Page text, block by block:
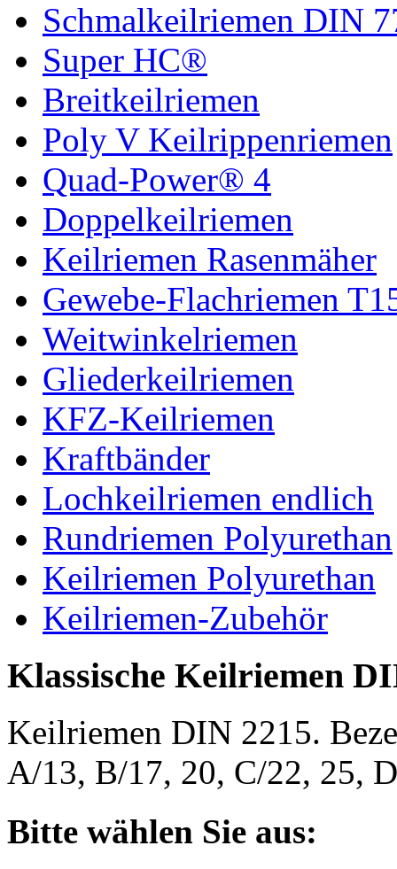
Schmalkeilriemen DIN
Super HC®
Breitkeilriemen
Poly V Keilrippenriemen
Quad-Power® 4
Doppelkeilriemen
Keilriemen Rasenmäher
Gewebe-Flachriemen
Weitwinkelriemen
Gliederkeilriemen
KFZ-Keilriemen
Kraftbänder
Lochkeilriemen endlich
Rundriemen Polyurethan
Keilriemen Polyurethan
Keilriemen-Zubehör
Klassische Keilriemen
Keilriemen DIN 2215.
A/13, B/17, 20, C/22, 25,
Bitte wählen Sie aus: